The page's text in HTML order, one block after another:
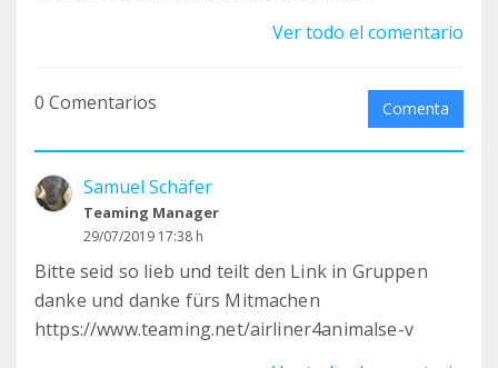
Ver todo el comentario
0 Comentarios Comenta
Samuel Schäfer
Teaming Manager
29/07/2019 17:38 h
Bitte seid so lieb und teilt den Link in Gruppen
danke und danke fürs Mitmachen
https://www.teaming.net/airliner4animalse-v